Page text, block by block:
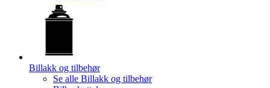
Billakk og tilbehør
Se alle Billakk og tilbehør